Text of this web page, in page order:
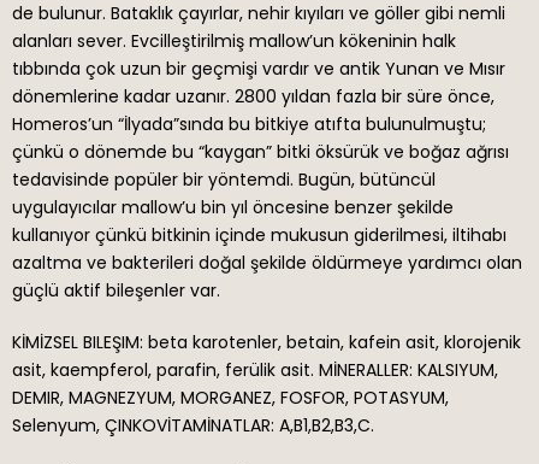
de bulunur. Bataklık çayırlar, nehir kıyıları ve göller gibi nemli
alanları sever. Evcilleştirilmiş mallow’un kökeninin halk
tıbbında çok uzun bir geçmişi vardır ve antik Yunan ve Mısır
dönemlerine kadar uzanır. 2800 yıldan fazla bir süre önce,
Homeros’un “İlyada”sında bu bitkiye atıfta bulunulmuştu;
çünkü o dönemde bu “kaygan” bitki öksürük ve boğaz ağrısı
tedavisinde popüler bir yöntemdi. Bugün, bütüncül
uygulayıcılar mallow’u bin yıl öncesine benzer şekilde
kullanıyor çünkü bitkinin içinde mukusun giderilmesi, iltihabı
azaltma ve bakterileri doğal şekilde öldürmeye yardımcı olan
güçlü aktif bileşenler var.
KİMİZSEL BILEŞIM: beta karotenler, betain, kafein asit, klorojenik
asit, kaempferol, parafin, ferülik asit. MİNERALLER: KALSIYUM,
DEMIR, MAGNEZYUM, MORGANEZ, FOSFOR, POTASYUM,
Selenyum, ÇINKOVİTAMİNATLAR: A,B1,B2,B3,C.